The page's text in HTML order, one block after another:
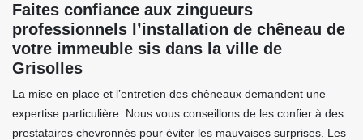
Faites confiance aux zingueurs
professionnels l’installation de chêneau de
votre immeuble sis dans la ville de
Grisolles
La mise en place et l’entretien des chêneaux demandent une
expertise particulière. Nous vous conseillons de les confier à des
prestataires chevronnés pour éviter les mauvaises surprises. Les